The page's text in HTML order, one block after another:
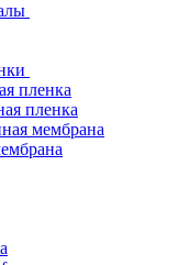
пленка
пленка
мембрана